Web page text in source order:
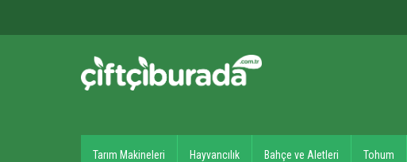
Tarım Makineleri Hayvancılık Bahçe ve Aletleri Tohum